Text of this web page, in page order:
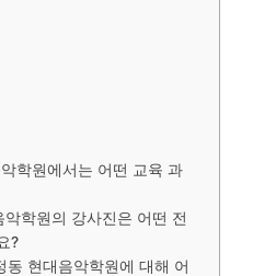
학원에서는 어떤 교육 과
학원의 강사진은 어떤 전
?
현대음악학원에 대해 어